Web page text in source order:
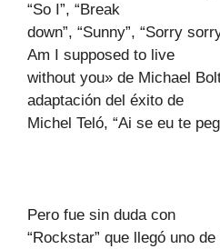
“So I”, “Break
down”, “Sunny”, “Sorry
Am I supposed to live
without you» de Michael
adaptación del éxito de
Michel Teló, “Ai se eu te
Pero fue sin duda con
“Rockstar” que llegó uno